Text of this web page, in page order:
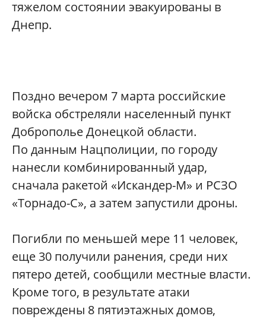
тяжелом состоянии эвакуированы в
Днепр.
Поздно вечером 7 марта российские
войска обстреляли населенный пункт
Доброполье Донецкой области.
По данным Нацполиции, по городу
нанесли комбинированный удар,
сначала ракетой «Искандер-М» и РСЗО
«Торнадо-С», а затем запустили дроны.
Погибли по меньшей мере 11 человек,
еще 30 получили ранения, среди них
пятеро детей, сообщили местные власти.
Кроме того, в результате атаки
повреждены 8 пятиэтажных домов,